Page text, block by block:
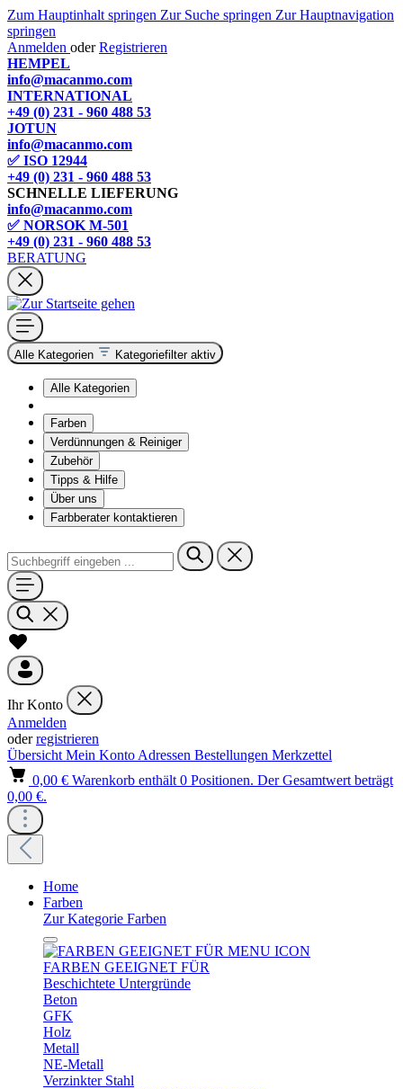
Zum Hauptinhalt springen Zur Suche springen Zur Hauptnavigation
springen
Anmelden oder Registrieren
HEMPEL
info@macanmo.com
INTERNATIONAL
+49 (0) 231 - 960 488 53
JOTUN
info@macanmo.com
✅ ISO 12944
+49 (0) 231 - 960 488 53
SCHNELLE LIEFERUNG
info@macanmo.com
✅ NORSOK M-501
+49 (0) 231 - 960 488 53
BERATUNG
Alle Kategorien Kategoriefilter aktiv
Alle Kategorien
Farben
Verdünnungen & Reiniger
Zubehör
Tipps & Hilfe
Über uns
Farbberater kontaktieren
Ihr Konto
Anmelden
oderregistrieren
Übersicht Mein Konto Adressen Bestellungen Merkzettel
0,00 € Warenkorb enthält 0 Positionen. Der Gesamtwert beträgt
0,00 €.
Home
Farben
Zur Kategorie Farben
FARBEN GEEIGNET FÜR
Beschichtete Untergründe
Beton
GFK
Holz
Metall
NE-Metall
Verzinkter Stahl